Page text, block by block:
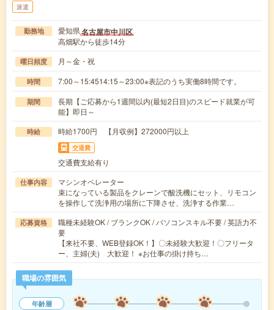
派遣
勤務地 愛知県名古屋市中川区
高畑駅から徒歩14分
曜日頻度 月～金・祝
時間 7:00～15:4514:15～23:00※表記のうち実働8時間です。
期間
長期【ご応募から1週間以内(最短2日目)のスピード就業が可
能】即日～
時給 時給1700円 【月収例】272000円以上
交通費
交通費支給有り
仕事内容
マシンオペレーター
束になっている製品をクレーンで酸洗機にセット、リモコン
を操作して洗浄用の場所に下降させ、洗浄する作業…
応募資格
職種未経験OK / ブランクOK / パソコンスキル不要 / 英語力不
要
【来社不要、WEB登録OK！】〇未経験大歓迎！〇フリータ
ー、主婦(夫) 大歓迎！ ※お仕事の掛け持ち…
職場の雰囲気
年齢層